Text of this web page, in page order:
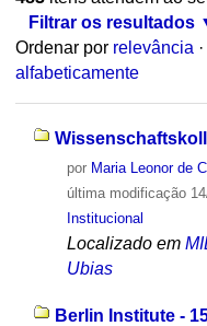
Filtrar os resultados
Ordenar por relevância ·
alfabeticamente
por Maria Leonor de
última modificação
Institucional
Localizado em
Ubias
Berlin Institute -